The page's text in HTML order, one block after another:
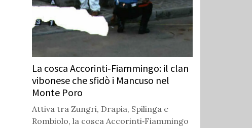
La cosca Accorinti‑Fiammingo: il clan
vibonese che sfidò i Mancuso nel
Monte Poro
Attiva tra Zungri, Drapia, Spilinga e
Rombiolo, la cosca Accorinti‑Fiammingo